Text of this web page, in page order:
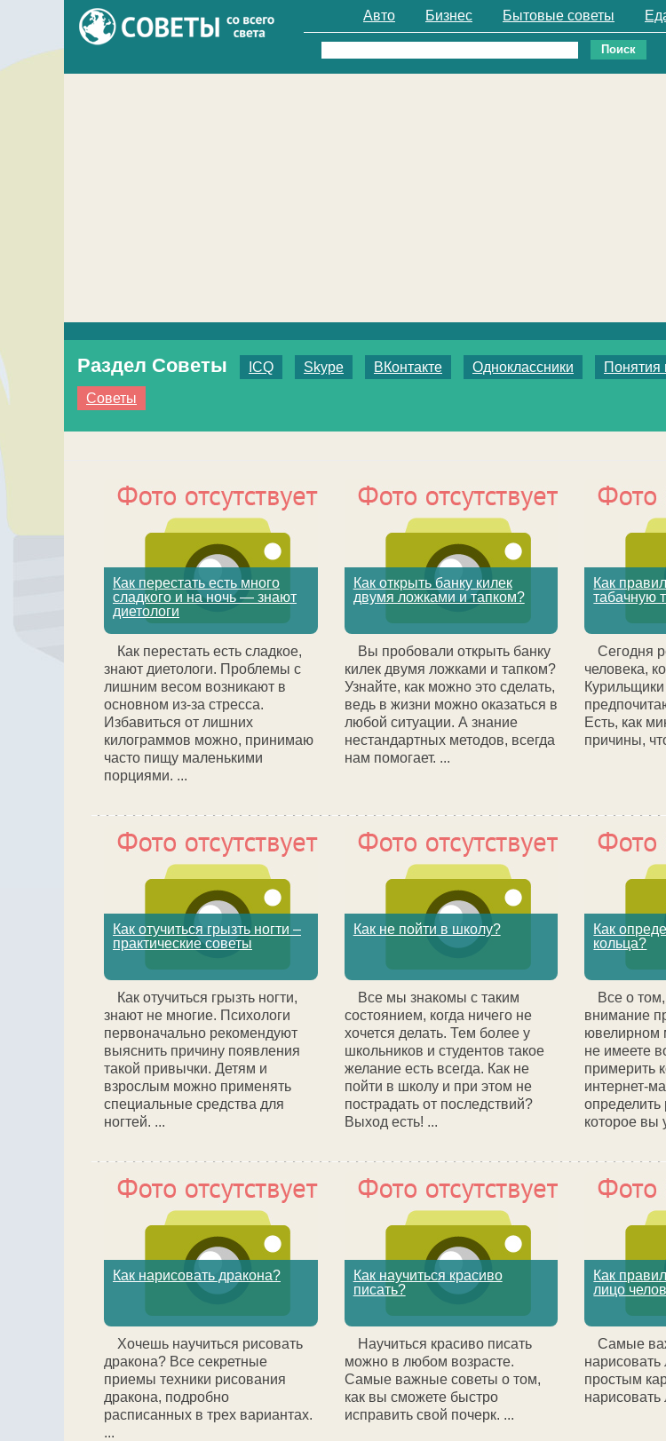
Авто Бизнес Бытовые советы
Найти:
Раздел Советы ICQ Skype ВКонтакте Одноклассники Понятия
Советы
Как перестать есть много
сладкого и на ночь — знают
диетологи
Как перестать есть сладкое,
знают диетологи. Проблемы с
лишним весом возникают в
основном из-за стресса.
Избавиться от лишних
килограммов можно, принимаю
часто пищу маленькими
порциями. ...
Как открыть банку килек
двумя ложками и тапком?
Вы пробовали открыть банку
килек двумя ложками и тапком?
Узнайте, как можно это сделать,
ведь в жизни можно оказаться в
любой ситуации. А знание
нестандартных методов, всегда
нам помогает. ...
Как
табачную
Сегодня
человека,
Есть, как
причины,
Как отучиться грызть ногти –
практические советы
Как отучиться грызть ногти,
знают не многие. Психологи
первоначально рекомендуют
выяснить причину появления
такой привычки. Детям и
взрослым можно применять
специальные средства для
ногтей. ...
Как не пойти в школу?
Все мы знакомы с таким
состоянием, когда ничего не
хочется делать. Тем более у
школьников и студентов такое
желание есть всегда. Как не
пойти в школу и при этом не
пострадать от последствий?
Выход есть! ...
Как
кольца?
Все о
внимание
ювелирном
не имеете
примерить
интернет-
определить
которое вы
Как нарисовать дракона?
Хочешь научиться рисовать
дракона? Все секретные
приемы техники рисования
дракона, подробно
расписанных в трех вариантах.
...
Как научиться красиво
писать?
Научиться красиво писать
можно в любом возрасте.
Самые важные советы о том,
как вы сможете быстро
исправить свой почерк. ...
Как
лицо
Самые
нарисовать
простым